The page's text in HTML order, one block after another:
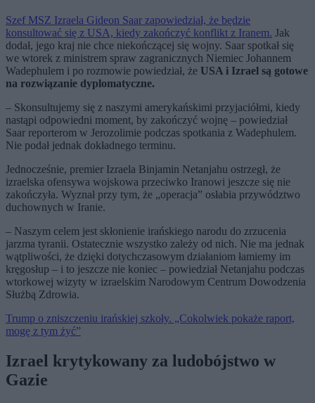
Szef MSZ Izraela Gideon Saar zapowiedział, że będzie
konsultować się z USA, kiedy zakończyć konflikt z Iranem. Jak
dodał, jego kraj nie chce niekończącej się wojny. Saar spotkał się
we wtorek z ministrem spraw zagranicznych Niemiec Johannem
Wadephulem i po rozmowie powiedział, że USA i Izrael są gotowe
na rozwiązanie dyplomatyczne.
– Skonsultujemy się z naszymi amerykańskimi przyjaciółmi, kiedy
nastąpi odpowiedni moment, by zakończyć wojnę – powiedział
Saar reporterom w Jerozolimie podczas spotkania z Wadephulem.
Nie podał jednak dokładnego terminu.
Jednocześnie, premier Izraela Binjamin Netanjahu ostrzegł, że
izraelska ofensywa wojskowa przeciwko Iranowi jeszcze się nie
zakończyła. Wyznał przy tym, że „operacja” osłabia przywództwo
duchownych w Iranie.
– Naszym celem jest skłonienie irańskiego narodu do zrzucenia
jarzma tyranii. Ostatecznie wszystko zależy od nich. Nie ma jednak
wątpliwości, że dzięki dotychczasowym działaniom łamiemy im
kręgosłup – i to jeszcze nie koniec – powiedział Netanjahu podczas
wtorkowej wizyty w izraelskim Narodowym Centrum Dowodzenia
Służbą Zdrowia.
Trump o zniszczeniu irańskiej szkoły. „Cokolwiek pokaże raport,
mogę z tym żyć”
Izrael krytykowany za ludobójstwo w
Gazie